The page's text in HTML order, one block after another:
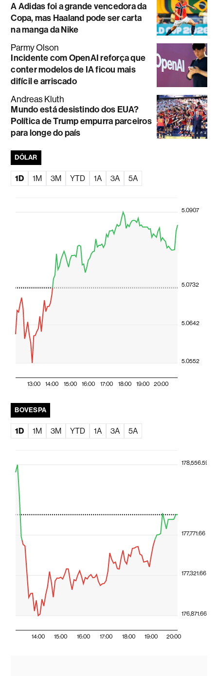
A Adidas foi a grande vencedora da
Copa, mas Haaland pode ser carta
na manga da Nike
Parmy Olson
Incidente com OpenAI reforça que
conter modelos de IA ficou mais
difícil e arriscado
Andreas Kluth
Mundo está desistindo dos EUA?
Política de Trump empurra parceiros
para longe do país
DÓLAR
1D 1M 3M YTD 1A 3A 5A
13:00 14:00 15:00 16:00 17:00 18:00 19:00 20:00
5.0552
5.0642
5.0732
5.0907
BOVESPA
1D 1M 3M YTD 1A 3A 5A
14:00 15:00 16:00 17:00 18:00 19:00 20:00
176,871.66
177,321.66
177,771.66
178,556.59